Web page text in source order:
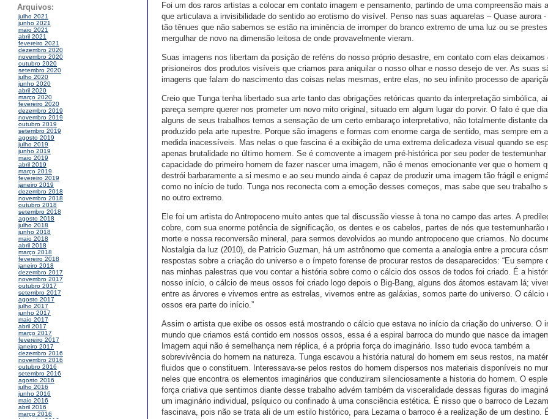
Arquivos:
julho 2021
junho 2021
maio 2021
abril 2021
fevereiro 2021
dezembro 2020
novembro 2020
outubro 2020
setembro 2020
julho 2020
junho 2020
abril 2020
março 2020
fevereiro 2020
dezembro 2019
novembro 2019
outubro 2019
setembro 2019
agosto 2019
julho 2019
junho 2019
maio 2019
abril 2019
março 2019
fevereiro 2019
janeiro 2019
dezembro 2018
novembro 2018
outubro 2018
setembro 2018
agosto 2018
julho 2018
junho 2018
maio 2018
abril 2018
março 2018
fevereiro 2018
janeiro 2018
dezembro 2017
novembro 2017
outubro 2017
setembro 2017
agosto 2017
julho 2017
junho 2017
maio 2017
abril 2017
março 2017
fevereiro 2017
janeiro 2017
dezembro 2016
novembro 2016
outubro 2016
setembro 2016
agosto 2016
julho 2016
junho 2016
maio 2016
abril 2016
março 2016
Foi um dos raros artistas a colocar em contato imagem e pensamento, partindo de uma compreensão mais
que articulava a invisibilidade do sentido ao erotismo do visível. Penso nas suas aquarelas – Quase aurora -
tão tênues que não sabemos se estão na iminência de irromper do branco extremo de uma luz ou se
mergulhar de novo na dimensão leitosa de onde provavelmente vieram.
Suas imagens nos libertam da posição de reféns do nosso próprio desastre, em contato com elas deixamos
prisioneiros dos produtos visíveis que criamos para aniquilar o nosso olhar e nosso desejo de ver. As suas
imagens que falam do nascimento das coisas nelas mesmas, entre elas, no seu infinito processo de
Creio que Tunga tenha libertado sua arte tanto das obrigações retóricas quanto da interpretação simbólica,
pareça sempre querer nos prometer um novo mito original, situado em algum lugar do porvir. O fato é que
alguns de seus trabalhos temos a sensação de um certo embaraço interpretativo, não totalmente distante
produzido pela arte rupestre. Porque são imagens e formas com enorme carga de sentido, mas sempre em
medida inacessíveis. Mas nelas o que fascina é a exibição de uma extrema delicadeza visual quando se
apenas brutalidade no último homem. Se é comovente a imagem pré-histórica por seu poder de testemunhar
capacidade do primeiro homem de fazer nascer uma imagem, não é menos emocionante ver que o homem
destrói barbaramente a si mesmo e ao seu mundo ainda é capaz de produzir uma imagem tão frágil e
como no início de tudo. Tunga nos reconecta com a emoção desses começos, mas sabe que seu trabalho
no outro extremo.
Ele foi um artista do Antropoceno muito antes que tal discussão viesse à tona no campo das artes. A
cobre, com sua enorme potência de significação, os dentes e os cabelos, partes de nós que testemunharão
morte e nossa reconversão mineral, para sermos devolvidos ao mundo antropoceno que criamos. No
Nostalgia da luz (2010), de Patricio Guzman, há um astrônomo que comenta a analogia entre a procura
respostas sobre a criação do universo e o ímpeto forense de procurar restos de desaparecidos: “Eu sempre
nas minhas palestras que vou contar a história sobre como o cálcio dos ossos de todos foi criado. É a
nosso início, o cálcio de meus ossos foi criado logo depois o Big-Bang, alguns dos átomos estavam lá;
entre as árvores e vivemos entre as estrelas, vivemos entre as galáxias, somos parte do universo. O cálcio
ossos era parte do início.”
Assim o artista que exibe os ossos está mostrando o cálcio que estava no início da criação do universo. O
mundo que criamos está contido em nossos ossos, essa é a espiral barroca do mundo que nasce da
Imagem aqui não é semelhança nem réplica, é a própria força do imaginário. Isso tudo evoca também a
sobrevivência do homem na natureza. Tunga escavou a história natural do homem em seus restos, na
fluidos que o constituem. Interessava-se pelos restos do homem dispersos nos materiais disponíveis no
neles que encontra os elementos imaginários que conduziram silenciosamente a historia do homem. O
força criativa que sentimos diante desse trabalho advém também da visceralidade dessas figuras do
um imaginário individual, psíquico ou confinado à uma consciência estética. É nisso que o barroco de
fascinava, pois não se trata ali de um estilo histórico, para Lezama o barroco é a realização de um destino.